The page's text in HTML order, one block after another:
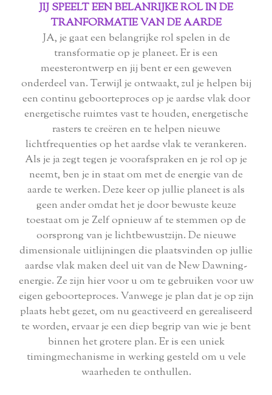
JIJ SPEELT EEN BELANRIJKE ROL IN DE
TRANFORMATIE VAN DE AARDE
JA, je gaat een belangrijke rol spelen in de
transformatie op je planeet. Er is een
meesterontwerp en jij bent er een geweven
onderdeel van. Terwijl je ontwaakt, zul je helpen bij
een continu geboorteproces op je aardse vlak door
energetische ruimtes vast te houden, energetische
rasters te creëren en te helpen nieuwe
lichtfrequenties op het aardse vlak te verankeren.
Als je ja zegt tegen je voorafspraken en je rol op je
neemt, ben je in staat om met de energie van de
aarde te werken. Deze keer op jullie planeet is als
geen ander omdat het je door bewuste keuze
toestaat om je Zelf opnieuw af te stemmen op de
oorsprong van je lichtbewustzijn. De nieuwe
dimensionale uitlijningen die plaatsvinden op jullie
aardse vlak maken deel uit van de New Dawning-
energie. Ze zijn hier voor u om te gebruiken voor uw
eigen geboorteproces. Vanwege je plan dat je op zijn
plaats hebt gezet, om nu geactiveerd en gerealiseerd
te worden, ervaar je een diep begrip van wie je bent
binnen het grotere plan. Er is een uniek
timingmechanisme in werking gesteld om u vele
waarheden te onthullen.